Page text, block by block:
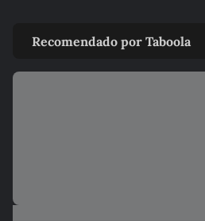
esquecido de 1996
GAME ON
Recomendado por Taboola